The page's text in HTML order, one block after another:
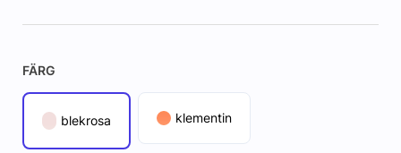
FÄRG
blekrosa klementin